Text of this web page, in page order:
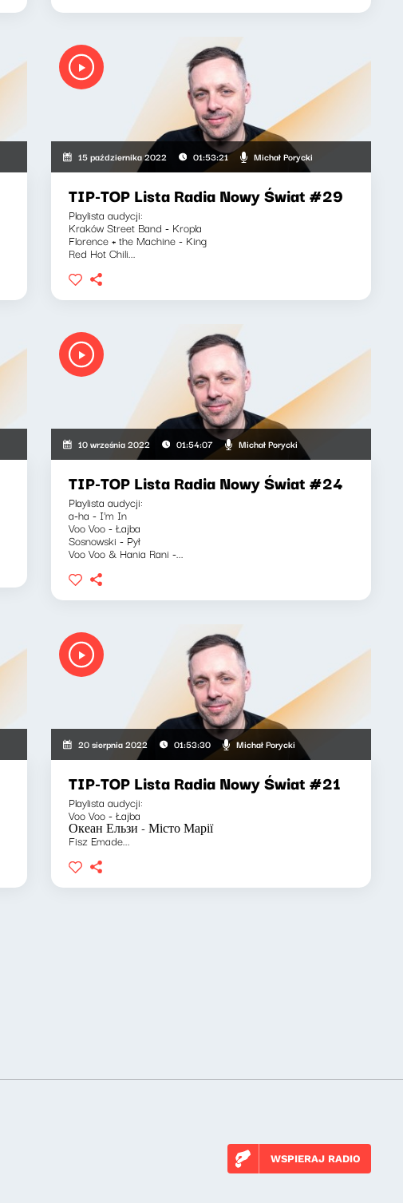
15 października 2022 01:53:21 Michał Porycki
TIP-TOP Lista Radia Nowy Świat #29
Playlista audycji:
Kraków Street Band - Kropla
Florence + the Machine - King
Red Hot Chili...
10 września 2022 01:54:07 Michał Porycki
TIP-TOP Lista Radia Nowy Świat #24
Playlista audycji:
a-ha - I'm In
Voo Voo - Łajba
Sosnowski - Pył
Voo Voo & Hania Rani -...
20 sierpnia 2022 01:53:30 Michał Porycki
TIP-TOP Lista Radia Nowy Świat #21
Playlista audycji:
Voo Voo - Łajba
Океан Ельзи - Місто Марії
Fisz Emade...
WSPIERAJ RADIO